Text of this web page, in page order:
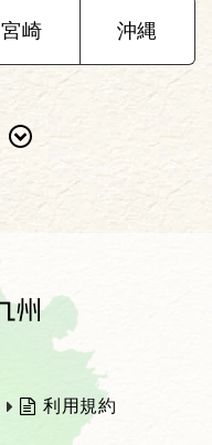
宮崎 沖縄
2022年
2020年
利用規約